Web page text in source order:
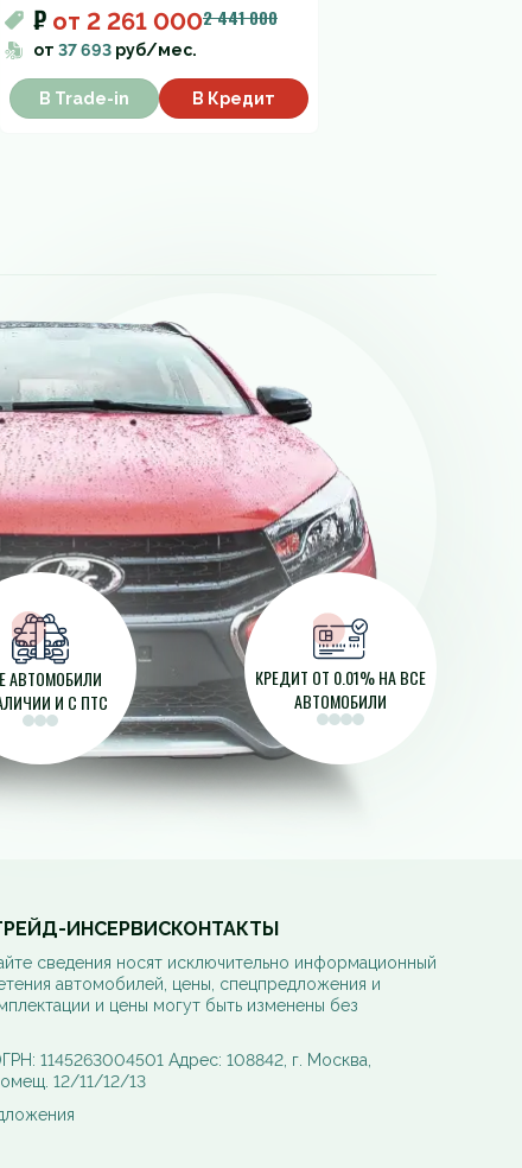
₽ от 2 261 0002 441 000
от 37 693 руб/мес.
В Trade-in В Кредит
АВТОМОБИЛИ
И С ПТС
КРЕДИТ ОТ 0.01% НА ВСЕ
АВТОМОБИЛИ
ИНСЕРВИСКОНТАКТЫ
сведения носят исключительно информационный
автомобилей, цены, спецпредложения и
и цены могут быть изменены без
1145263004501 Адрес: 108842, г. Москва,
12/11/12/13